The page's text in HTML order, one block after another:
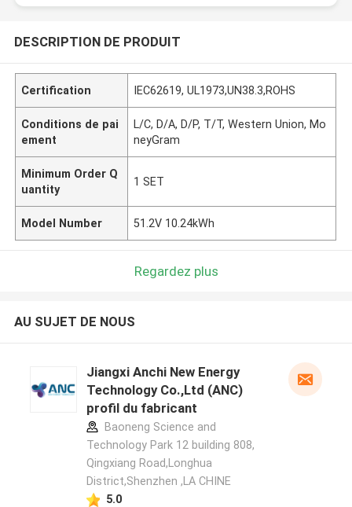
DESCRIPTION DE PRODUIT
Certification IEC62619, UL1973,UN38.3,ROHS
Conditions de pai
ement
L/C, D/A, D/P, T/T, Western Union, Mo
neyGram
Minimum Order Q
uantity
1 SET
Model Number 51.2V 10.24kWh
Regardez plus
AU SUJET DE NOUS
Jiangxi Anchi New Energy
Technology Co.,Ltd (ANC)
profil du fabricant
Baoneng Science and
Technology Park 12 building 808,
Qingxiang Road,Longhua
District,Shenzhen ,LA CHINE
5.0